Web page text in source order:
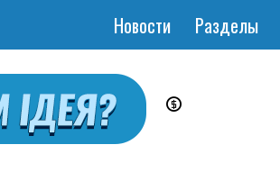
Основная
Новости Разделы